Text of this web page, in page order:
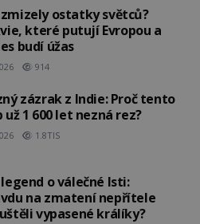
ostatky světců?
které putují Evropou a
budí úžas
914
zázrak z Indie: Proč tento
už 1 600 let nezná rez?
1.8TIS
o válečné lsti:
na zmatení nepřítele
vypasené králíky?